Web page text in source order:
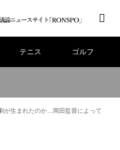
テニス ゴルフ
が生まれたのか…岡田監督によって